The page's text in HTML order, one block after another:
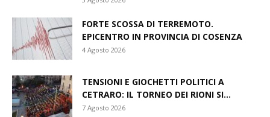
FORTE SCOSSA DI TERREMOTO.
EPICENTRO IN PROVINCIA DI COSENZA
4 Agosto 2026
TENSIONI E GIOCHETTI POLITICI A
CETRARO: IL TORNEO DEI RIONI SI...
7 Agosto 2026